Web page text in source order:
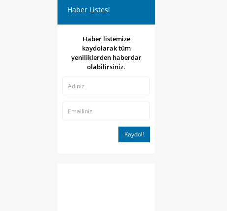
Haber Listesi
Haber listemize
kaydolarak tüm
yeniliklerden haberdar
olabilirsiniz.
Kaydol!